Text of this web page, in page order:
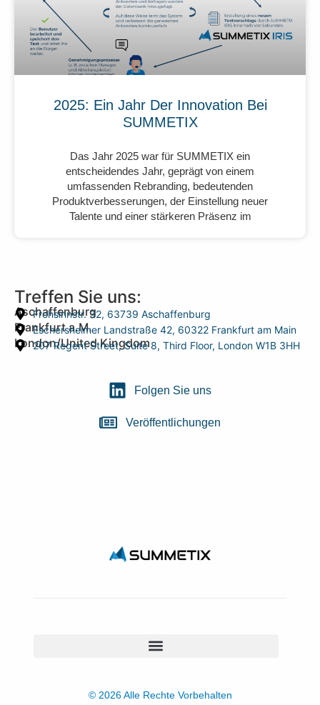
2025: Ein Jahr Der Innovation Bei
SUMMETIX
Das Jahr 2025 war für SUMMETIX ein
entscheidendes Jahr, geprägt von einem
umfassenden Rebranding, bedeutenden
Produktverbesserungen, der Einstellung neuer
Talente und einer stärkeren Präsenz im
Treffen Sie uns:
Aschaffenburg
Frohsinnstr. 32, 63739 Aschaffenburg
Frankfurt a.M.
Eschersheimer Landstraße 42, 60322 Frankfurt am Main
London/United Kingdom
207 Regent Street, Suite 8, Third Floor, London W1B 3HH
Folgen Sie uns
Veröffentlichungen
© 2026 Alle Rechte Vorbehalten